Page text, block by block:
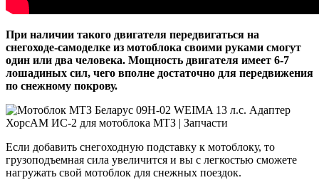
При наличии такого двигателя передвигаться на
снегоходе-самоделке из мотоблока своими руками смогут
один или два человека. Мощность двигателя имеет 6-7
лошадиных сил, чего вполне достаточно для передвижения
по снежному покрову.
Если добавить снегоходную подставку к мотоблоку, то
грузоподъемная сила увеличится и вы с легкостью сможете
нагружать свой мотоблок для снежных поездок.